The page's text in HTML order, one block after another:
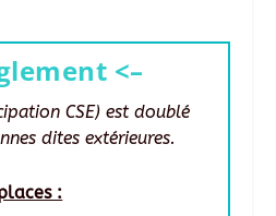
<–
CSE) est doublé
dites extérieures.
: